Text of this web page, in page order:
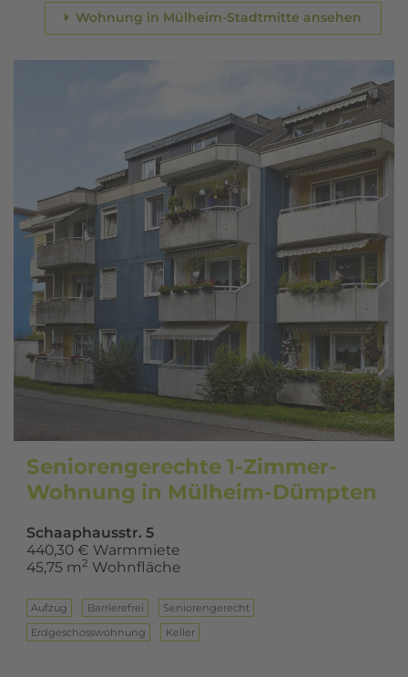
Wohnung in Mülheim-Stadtmitte ansehen
Seniorengerechte 1-Zimmer-
Wohnung in Mülheim-Dümpten
Schaaphausstr. 5
440,30 € Warmmiete
45,75 m2 Wohnfläche
Aufzug Barrierefrei
Seniorengerecht
Erd­ge­schoss­woh­nung
Keller